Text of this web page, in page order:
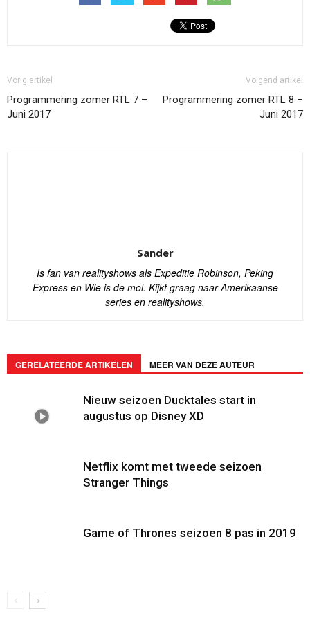
Vorig artikel
Programmering zomer RTL 7 –
Juni 2017
Volgend artikel
Programmering zomer RTL 8 –
Juni 2017
Sander
Is fan van realityshows als Expeditie Robinson, Peking
Express en Wie is de mol. Kijkt graag naar Amerikaanse
series en realityshows.
GERELATEERDE ARTIKELEN MEER VAN DEZE AUTEUR
Nieuw seizoen Ducktales start in
augustus op Disney XD
Netflix komt met tweede seizoen
Stranger Things
Game of Thrones seizoen 8 pas in 2019